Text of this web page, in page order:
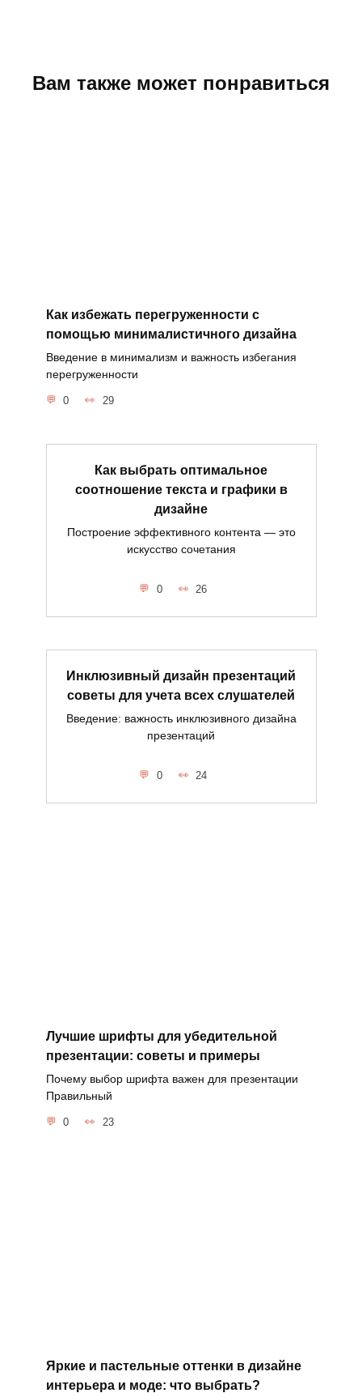
Вам также может понравиться
Как избежать перегруженности с
помощью минималистичного дизайна
Введение в минимализм и важность избегания
перегруженности
0 29
Как выбрать оптимальное
соотношение текста и графики в
дизайне
Построение эффективного контента — это
искусство сочетания
0 26
Инклюзивный дизайн презентаций
советы для учета всех слушателей
Введение: важность инклюзивного дизайна
презентаций
0 24
Лучшие шрифты для убедительной
презентации: советы и примеры
Почему выбор шрифта важен для презентации
Правильный
0 23
Яркие и пастельные оттенки в дизайне
интерьера и моде: что выбрать?